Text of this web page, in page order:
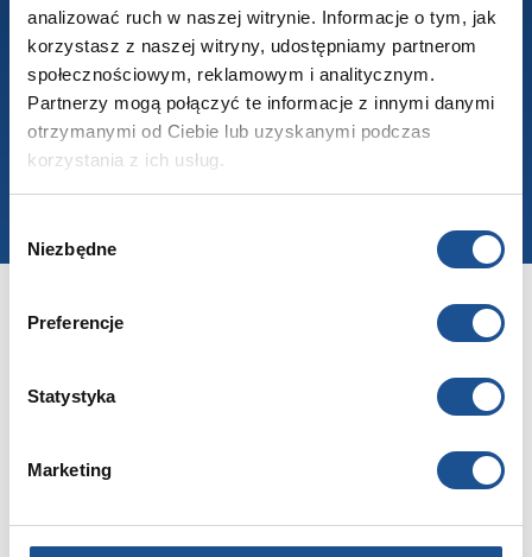
analizować ruch w naszej witrynie. Informacje o tym, jak
korzystasz z naszej witryny, udostępniamy partnerom
społecznościowym, reklamowym i analitycznym.
Partnerzy mogą połączyć te informacje z innymi danymi
otrzymanymi od Ciebie lub uzyskanymi podczas
korzystania z ich usług.
zgody
Niezbędne
Preferencje
Statystyka
Marketing
Wyrażam zgodę na przetwarzanie moich danych przez EBIS Sp. z
o.o. w celu otrzymywania aktualności oraz treści marketingowych, za
pomocą wiadomości e-mail.